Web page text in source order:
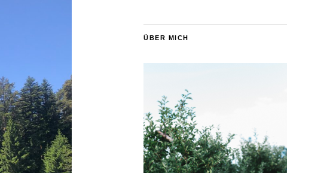
ÜBER MICH